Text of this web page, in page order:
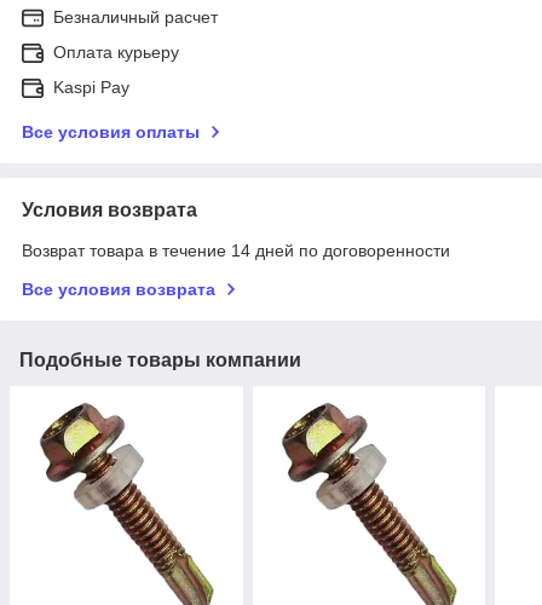
Безналичный расчет
Оплата курьеру
Kaspi Pay
Все условия оплаты
Условия возврата
Возврат товара в течение 14 дней по договоренности
Все условия возврата
Подобные товары компании